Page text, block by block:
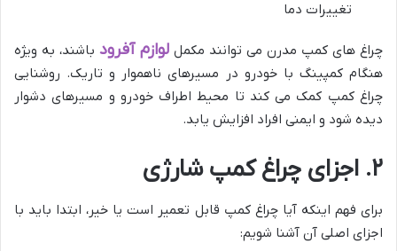
تغییرات دما
چراغ های کمپ مدرن می توانند مکمل لوازم آفرود باشند، به ویژه
هنگام کمپینگ با خودرو در مسیرهای ناهموار و تاریک. روشنایی
چراغ کمپ کمک می کند تا محیط اطراف خودرو و مسیرهای دشوار
دیده شود و ایمنی افراد افزایش یابد.
۲. اجزای چراغ کمپ شارژی
برای فهم اینکه آیا چراغ کمپ قابل تعمیر است یا خیر، ابتدا باید با
اجزای اصلی آن آشنا شویم: